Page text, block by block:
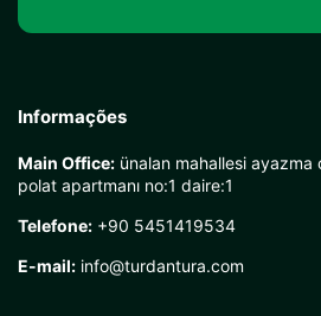
Informações
Main Office: ünalan mahallesi
polat apartmanı no:1 daire:1
Telefone: +90 5451419534
E-mail: info@turdantura.com